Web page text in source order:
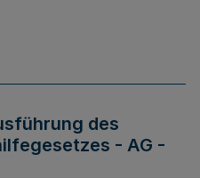
des
- AG -